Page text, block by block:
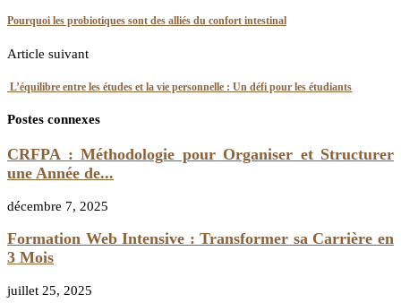
Pourquoi les probiotiques sont des alliés du confort intestinal
Article suivant
L’équilibre entre les études et la vie personnelle : Un défi pour les étudiants
Postes connexes
CRFPA : Méthodologie pour Organiser et Structurer
une Année de...
décembre 7, 2025
Formation Web Intensive : Transformer sa Carrière en
3 Mois
juillet 25, 2025